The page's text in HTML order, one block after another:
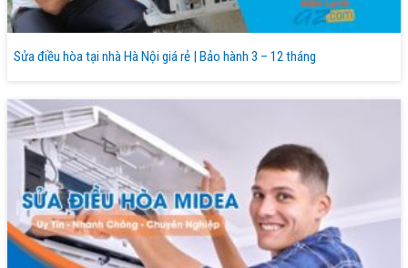
Sửa điều hòa tại nhà Hà Nội giá rẻ | Bảo hành 3 – 12 tháng